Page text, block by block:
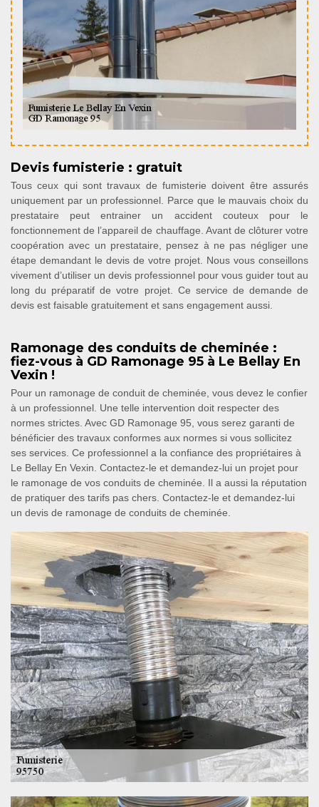
Devis fumisterie : gratuit
Tous ceux qui sont travaux de fumisterie doivent être assurés
uniquement par un professionnel. Parce que le mauvais choix du
prestataire peut entrainer un accident couteux pour le
fonctionnement de l’appareil de chauffage. Avant de clôturer votre
coopération avec un prestataire, pensez à ne pas négliger une
étape demandant le devis de votre projet. Nous vous conseillons
vivement d’utiliser un devis professionnel pour vous guider tout au
long du préparatif de votre projet. Ce service de demande de
devis est faisable gratuitement et sans engagement aussi.
Ramonage des conduits de cheminée :
fiez-vous à GD Ramonage 95 à Le Bellay En
Vexin !
Pour un ramonage de conduit de cheminée, vous devez le confier
à un professionnel. Une telle intervention doit respecter des
normes strictes. Avec GD Ramonage 95, vous serez garanti de
bénéficier des travaux conformes aux normes si vous sollicitez
ses services. Ce professionnel a la confiance des propriétaires à
Le Bellay En Vexin. Contactez-le et demandez-lui un projet pour
le ramonage de vos conduits de cheminée. Il a aussi la réputation
de pratiquer des tarifs pas chers. Contactez-le et demandez-lui
un devis de ramonage de conduits de cheminée.